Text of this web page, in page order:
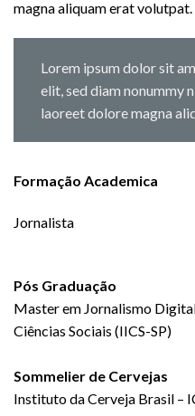
magna aliquam erat volutpat.
Lorem ipsum dolor sit
elit, sed diam nonummy
laoreet dolore magna
Formação Academica
Jornalista
Pós Graduação
Master em Jornalismo
Ciências Sociais (IICS-SP)
Sommelier de Cervejas
Instituto da Cerveja Brasil –